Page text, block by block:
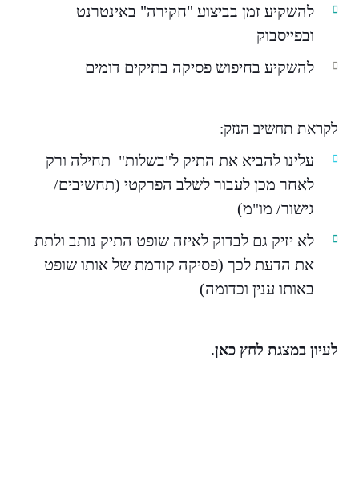
להשקיע זמן בביצוע "חקירה" באינטרנט
ובפייסבוק
להשקיע בחיפוש פסיקה בתיקים דומים
לקראת תחשיב הנזק:
עלינו להביא את התיק ל"בשלות" תחילה ורק
לאחר מכן לעבור לשלב הפרקטי (תחשיבים/
גישור/ מו"מ)
לא יזיק גם לבדוק לאיזה שופט התיק נותב ולתת
את הדעת לכך (פסיקה קודמת של אותו שופט
באותו ענין וכדומה)
לעיון במצגת לחץ כאן.